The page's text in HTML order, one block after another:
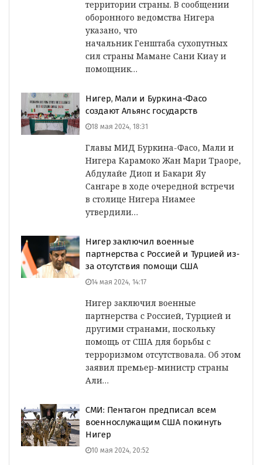
территории страны. В сообщении
оборонного ведомства Нигера
указано, что
начальник Генштаба сухопутных
сил страны Мамане Сани Киау и
помощник…
Нигер, Мали и Буркина-Фасо
создают Альянс государств
18 мая 2024, 18:31
Главы МИД Буркина-Фасо, Мали и
Нигера Карамоко Жан Мари Траоре,
Абдулайе Диоп и Бакари Яу
Сангаре в ходе очередной встречи
в столице Нигера Ниамее
утвердили…
Нигер заключил военные
партнерства с Россией и Турцией из-
за отсутствия помощи США
14 мая 2024, 14:17
Нигер заключил военные
партнерства с Россией, Турцией и
другими странами, поскольку
помощь от США для борьбы с
терроризмом отсутствовала. Об этом
заявил премьер-министр страны
Али…
СМИ: Пентагон предписал всем
военнослужащим США покинуть
Нигер
10 мая 2024, 20:52